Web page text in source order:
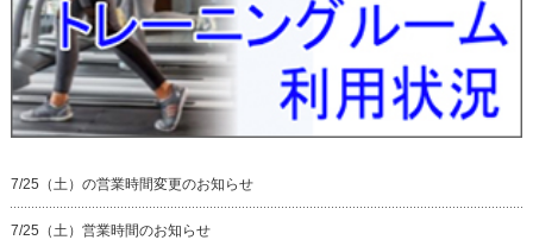
7/25（土）の営業時間変更のお知らせ
7/25（土）営業時間のお知らせ